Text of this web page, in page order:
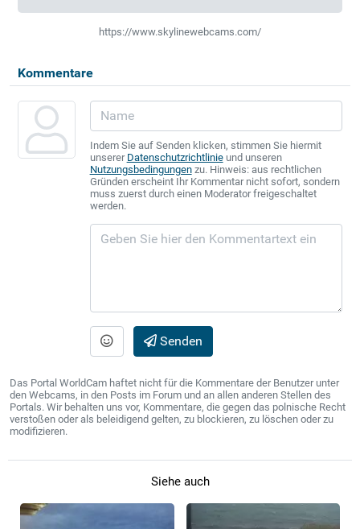
https://www.skylinewebcams.com/
Kommentare
Indem Sie auf Senden klicken, stimmen Sie hiermit
unserer Datenschutzrichtlinieund unseren
Nutzungsbedingungenzu. Hinweis: aus rechtlichen
Gründen erscheint Ihr Kommentar nicht sofort, sondern
muss zuerst durch einen Moderator freigeschaltet
werden.
Senden
Das Portal WorldCam haftet nicht für die Kommentare der Benutzer unter
den Webcams, in den Posts im Forum und an allen anderen Stellen des
Portals. Wir behalten uns vor, Kommentare, die gegen das polnische Recht
verstoßen oder als beleidigend gelten, zu blockieren, zu löschen oder zu
modifizieren.
Siehe auch